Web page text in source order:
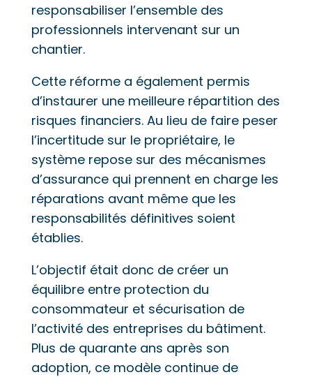
responsabiliser l’ensemble des
professionnels intervenant sur un
chantier.
Cette réforme a également permis
d’instaurer une meilleure répartition des
risques financiers. Au lieu de faire peser
l’incertitude sur le propriétaire, le
système repose sur des mécanismes
d’assurance qui prennent en charge les
réparations avant même que les
responsabilités définitives soient
établies.
L’objectif était donc de créer un
équilibre entre protection du
consommateur et sécurisation de
l’activité des entreprises du bâtiment.
Plus de quarante ans après son
adoption, ce modèle continue de